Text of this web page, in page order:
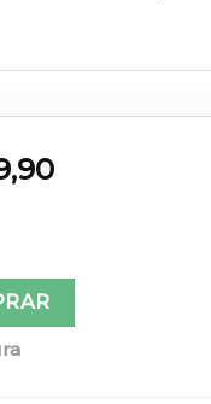
Gatinho Bege Anne